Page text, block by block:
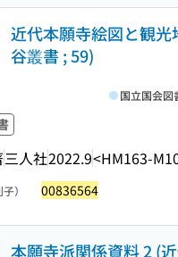
近代本願寺絵図と観光
谷叢書 ; 59)
三人社2022.9<HM163-
国立国会図
） 00836564
本願寺派関係資料 2 (